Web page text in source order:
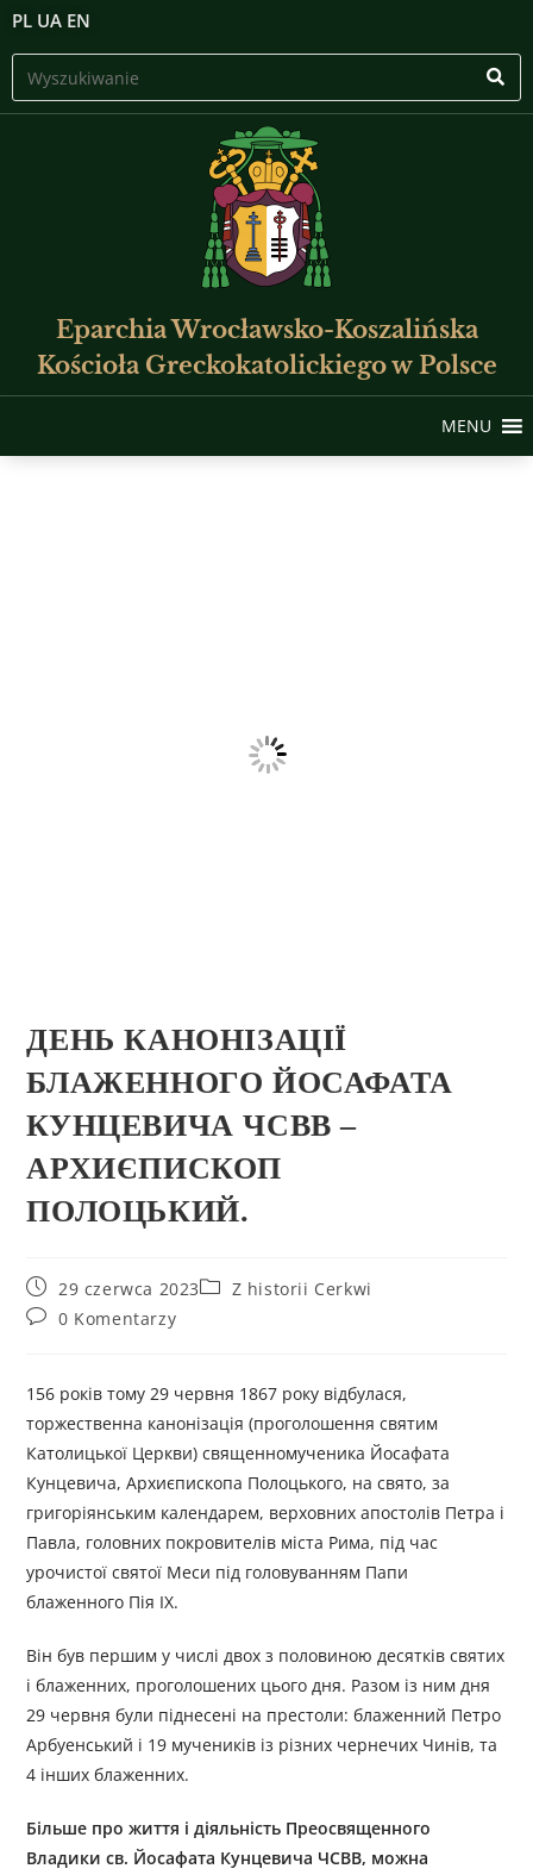
PL UA EN
Eparchia Wrocławsko-Koszalińska
Kościoła Greckokatolickiego w Polsce
MENU
ДЕНЬ КАНОНІЗАЦІЇ
БЛАЖЕННОГО ЙОСАФАТА
КУНЦЕВИЧА ЧСВВ –
АРХИЄПИСКОП
ПОЛОЦЬКИЙ.
29 czerwca 2023
Z historii Cerkwi
0 Komentarzy
156 років тому 29 червня 1867 року відбулася,
торжественна канонізація (проголошення святим
Католицької Церкви) священномученика Йосафата
Кунцевича, Архиєпископа Полоцького, на свято, за
григоріянським календарем, верховних апостолів Петра і
Павла, головних покровителів міста Рима, під час
урочистої святої Меси під головуванням Папи
блаженного Пія ІХ.
Він був першим у числі двох з половиною десятків святих
і блаженних, проголошених цього дня. Разом із ним дня
29 червня були піднесені на престоли: блаженний Петро
Арбуенський і 19 мучеників із різних чернечих Чинів, та
4 інших блаженних.
Більше про життя і діяльність Преосвященного
Владикисв. Йосафата Кунцевича ЧСВВ, можна